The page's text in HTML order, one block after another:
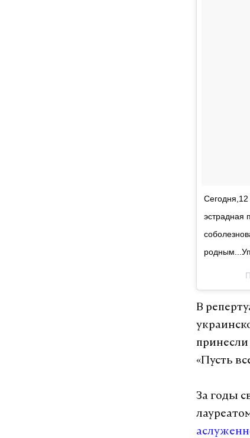
эстрадная
В
«Пусть
За годы